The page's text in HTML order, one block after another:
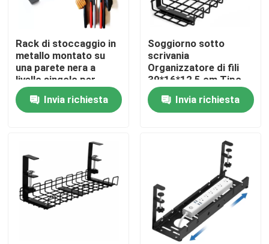
Casa
Prodotti
Chi siamo
Fatory Tour
Rack di stoccaggio in
metallo montato su
una parete nera a
livello singolo per
l'organizzazione di
locali di
intrattenimento
Invia richiesta
Soggiorno sotto
scrivania
Organizzatore di fili
39*16*12,5 cm Tipo
gancio Mensola
flessibileInvia richiesta